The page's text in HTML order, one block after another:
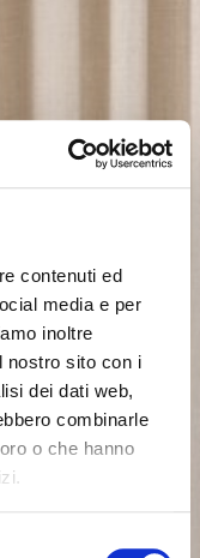
contenuti ed
media e per
inoltre
nostro sito con i
dei dati web,
combinarle
o che hanno